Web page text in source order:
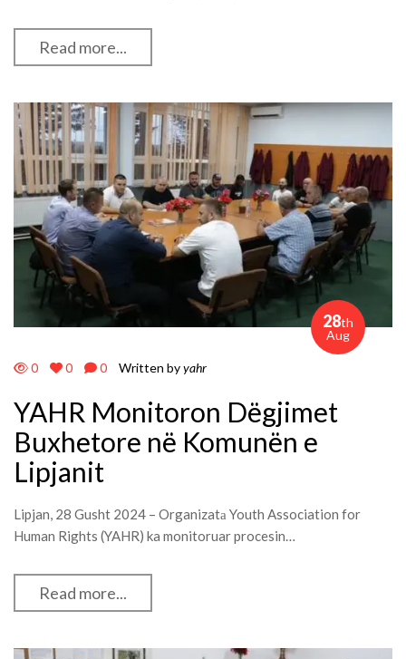
Read more...
28th
Aug
0 0 0 Written byyahr
YAHR Monitoron Dëgjimet
Buxhetore në Komunën e
Lipjanit
Lipjan, 28 Gusht 2024 – Organizatа Youth Association for
Human Rights (YAHR) ka monitoruar procesin…
Read more...